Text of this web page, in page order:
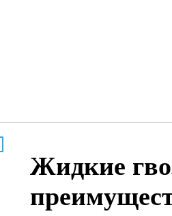
Жидкие